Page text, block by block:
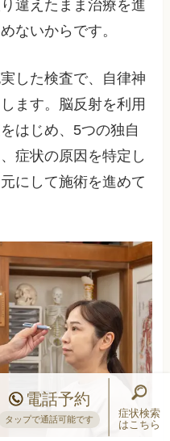
違えたまま治療を進
ないからです。
した検査で、自律神
ます。脳反射を利用
はじめ、5つの独自
症状の原因を特定し
にして施術を進めて
電話予約
タップで通話可能です
症状検索
はこちら